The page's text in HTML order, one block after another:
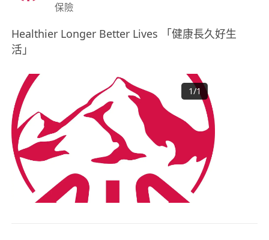
保險
Healthier Longer Better Lives 「健康長久好生
活」
1/1